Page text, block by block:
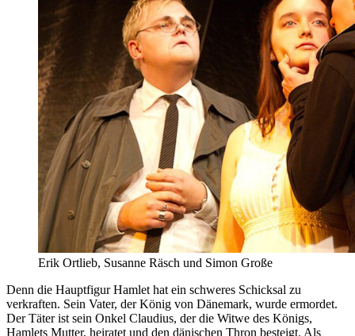
Erik Ortlieb, Susanne Räsch und Simon Große
Denn die Hauptfigur Hamlet hat ein schweres Schicksal zu
verkraften. Sein Vater, der König von Dänemark, wurde ermordet.
Der Täter ist sein Onkel Claudius, der die Witwe des Königs,
Hamlets Mutter, heiratet und den dänischen Thron besteigt. Als